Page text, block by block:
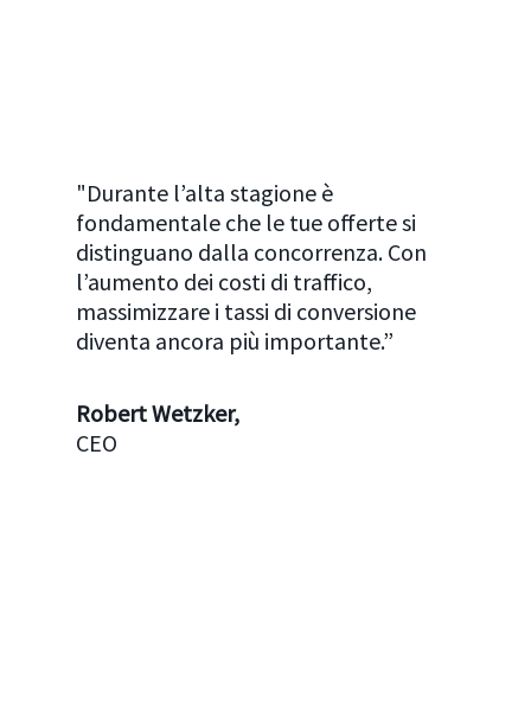
"Durante l’alta stagione è
fondamentale che le tue offerte si
distinguano dalla concorrenza. Con
l’aumento dei costi di traffico,
massimizzare i tassi di conversione
diventa ancora più importante.”
Robert Wetzker,
CEO